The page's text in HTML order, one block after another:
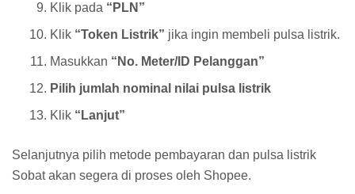
Klik pada “PLN”
Klik “Token Listrik” jika ingin membeli pulsa listrik.
Masukkan “No. Meter/ID Pelanggan”
Pilih jumlah nominal nilai pulsa listrik
Klik “Lanjut”
Selanjutnya pilih metode pembayaran dan pulsa listrik
Sobat akan segera di proses oleh Shopee.